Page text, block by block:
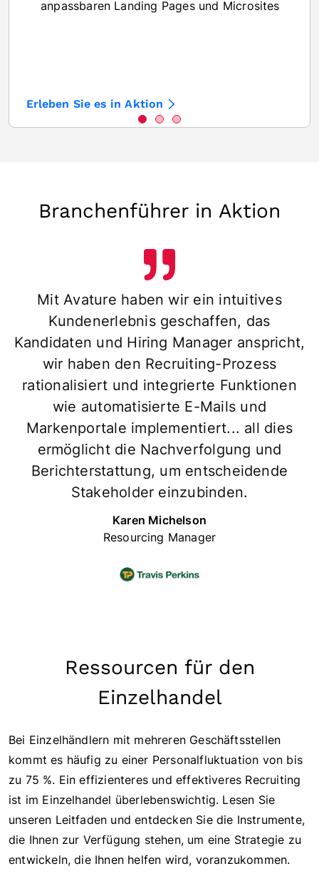
anpassbaren Landing Pages und Microsites
Erleben Sie es in Aktion
Branchenführer in Aktion
Mit Avature haben wir ein intuitives
Kundenerlebnis geschaffen, das
Kandidaten und Hiring Manager anspricht,
wir haben den Recruiting-Prozess
rationalisiert und integrierte Funktionen
wie automatisierte E-Mails und
Markenportale implementiert... all dies
ermöglicht die Nachverfolgung und
Berichterstattung, um entscheidende
Stakeholder einzubinden.
Karen Michelson
Resourcing Manager
Ressourcen für den
Einzelhandel
Bei Einzelhändlern mit mehreren Geschäftsstellen
kommt es häufig zu einer Personalfluktuation von bis
zu 75 %. Ein effizienteres und effektiveres Recruiting
ist im Einzelhandel überlebenswichtig. Lesen Sie
unseren Leitfaden und entdecken Sie die Instrumente,
die Ihnen zur Verfügung stehen, um eine Strategie zu
entwickeln, die Ihnen helfen wird, voranzukommen.